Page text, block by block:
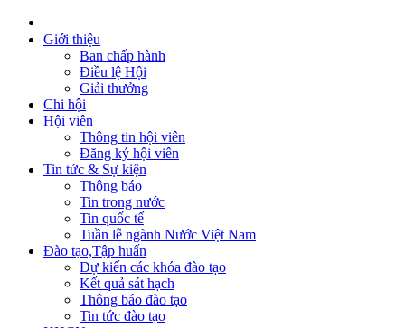
Giới thiệu
Ban chấp hành
Điều lệ Hội
Giải thưởng
Chi hội
Hội viên
Thông tin hội viên
Đăng ký hội viên
Tin tức & Sự kiện
Thông báo
Tin trong nước
Tin quốc tế
Tuần lễ ngành Nước Việt Nam
Đào tạo,Tập huấn
Dự kiến các khóa đào tạo
Kết quả sát hạch
Thông báo đào tạo
Tin tức đào tạo